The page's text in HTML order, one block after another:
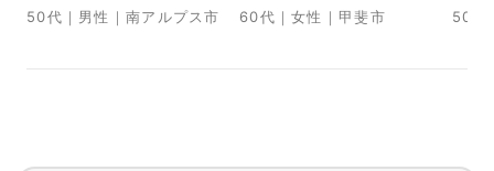
50代｜男性｜南アルプス市 60代｜女性｜甲斐市 50代